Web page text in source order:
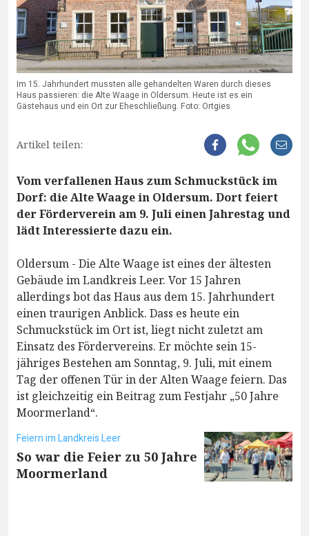
Im 15. Jahrhundert mussten alle gehandelten Waren durch dieses
Haus passieren: die Alte Waage in Oldersum. Heute ist es ein
Gästehaus und ein Ort zur Eheschließung. Foto: Ortgies
Artikel teilen:
Vom verfallenen Haus zum Schmuckstück im
Dorf: die Alte Waage in Oldersum. Dort feiert
der Förderverein am 9. Juli einen Jahrestag und
lädt Interessierte dazu ein.
Oldersum - Die Alte Waage ist eines der ältesten
Gebäude im Landkreis Leer. Vor 15 Jahren
allerdings bot das Haus aus dem 15. Jahrhundert
einen traurigen Anblick. Dass es heute ein
Schmuckstück im Ort ist, liegt nicht zuletzt am
Einsatz des Fördervereins. Er möchte sein 15-
jähriges Bestehen am Sonntag, 9. Juli, mit einem
Tag der offenen Tür in der Alten Waage feiern. Das
ist gleichzeitig ein Beitrag zum Festjahr „50 Jahre
Moormerland“.
Feiern im Landkreis Leer
So war die Feier zu 50 Jahre
Moormerland